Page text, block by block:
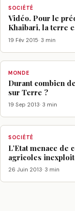
SOCIÉTÉ
Vidéo. Pour le
Khaibari, la terre
19 Fév 2015· 3 min
MONDE
Durant combien
sur Terre ?
19 Sep 2013· 3 min
SOCIÉTÉ
L’Etat menace de
agricoles
26 Juin 2013· 3 min